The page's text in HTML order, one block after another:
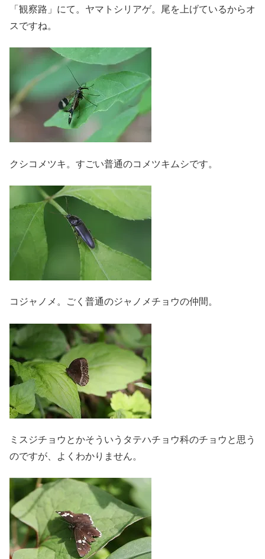
「観察路」にて。ヤマトシリアゲ。尾を上げているからオ
スですね。
クシコメツキ。すごい普通のコメツキムシです。
コジャノメ。ごく普通のジャノメチョウの仲間。
ミスジチョウとかそういうタテハチョウ科のチョウと思う
のですが、よくわかりません。